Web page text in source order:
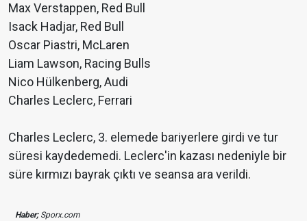
Max Verstappen, Red Bull
Isack Hadjar, Red Bull
Oscar Piastri, McLaren
Liam Lawson, Racing Bulls
Nico Hülkenberg, Audi
Charles Leclerc, Ferrari
Charles Leclerc, 3. elemede bariyerlere girdi ve tur
süresi kaydedemedi. Leclerc'in kazası nedeniyle bir
süre kırmızı bayrak çıktı ve seansa ara verildi.
Haber;Sporx.com